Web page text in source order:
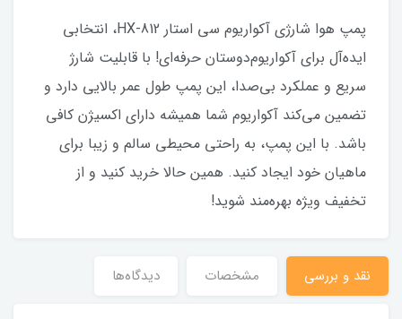
پمپ هوا شارژی آکواریوم سی استار HX-812، انتخابی
ایده‌آل برای آکواریوم‌دوستان حرفه‌ای! با قابلیت شارژ
سریع و عملکرد بی‌صدا، این پمپ طول عمر بالایی دارد و
تضمین می‌کند آکواریوم شما همیشه دارای اکسیژن کافی
باشد. با این پمپ، به راحتی محیطی سالم و زیبا برای
ماهیان خود ایجاد کنید. همین حالا خرید کنید و از
تخفیف ویژه بهره‌مند شوید!
نقد و بررسی مشخصات دیدگاه‌ها